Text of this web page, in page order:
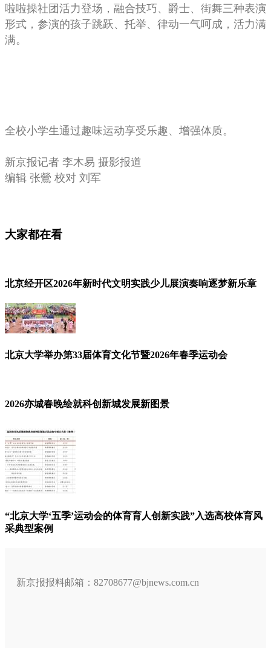
啦啦操社团活力登场，融合技巧、爵士、街舞三种表演
形式，参演的孩子跳跃、托举、律动一气呵成，活力满
满。
全校小学生通过趣味运动享受乐趣、增强体质。
新京报记者 李木易 摄影报道
编辑 张鶯 校对 刘军
大家都在看
北京经开区2026年新时代文明实践少儿展演奏响逐梦新乐章
北京大学举办第33届体育文化节暨2026年春季运动会
2026亦城春晚绘就科创新城发展新图景
“北京大学‘五季’运动会的体育育人创新实践”入选高校体育风
采典型案例
新京报报料邮箱：82708677@bjnews.com.cn